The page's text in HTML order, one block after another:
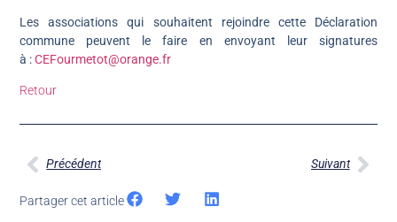
Les associations qui souhaitent rejoindre cette Déclaration
commune peuvent le faire en envoyant leur signatures
à :CEFourmetot@orange.fr
Retour
Précédent Suivant
Partager cet article